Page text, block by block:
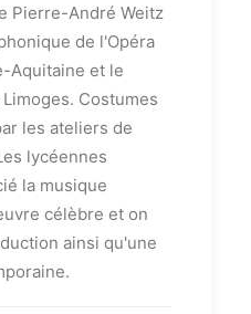
Pierre-André Weitz
de l'Opéra
Aquitaine et le
Costumes
les ateliers de
lycéennes
la musique
célèbre et on
ainsi qu'une